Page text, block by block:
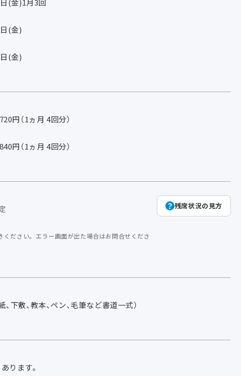
日(金)1月3回
日(金)
日(金)
円（1ヵ月 4回分）
円（1ヵ月 4回分）
ください。エラー画面が出た場合はお問合せくださ
残席状況の見方
下敷、教本、ペン、毛筆など書道一式）
ります。